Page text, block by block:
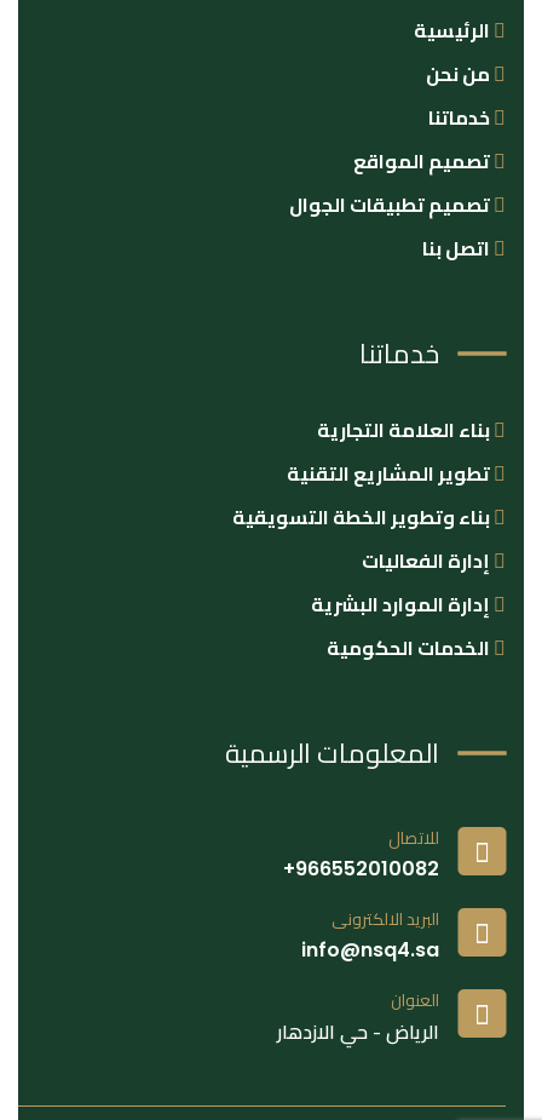
الرئيسية
من نحن
خدماتنا
تصميم المواقع
تصميم تطبيقات الجوال
اتصل بنا
خدماتنا
بناء العلامة التجارية
تطوير المشاريع التقنية
بناء وتطوير الخطة التسويقية
إدارة الفعاليات
إدارة الموارد البشرية
الخدمات الحكومية
المعلومات الرسمية
للاتصال
966552010082+
البريد الالكترونى
info@nsq4.sa
العنوان
الرياض - حي الازدهار